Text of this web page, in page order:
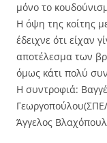
μόνο το
Η όψη της κοίτης
έδειχνε ότι είχαν
αποτέλεσμα των
όμως κάτι πολύ
Η συντροφιά:
Άγγελος